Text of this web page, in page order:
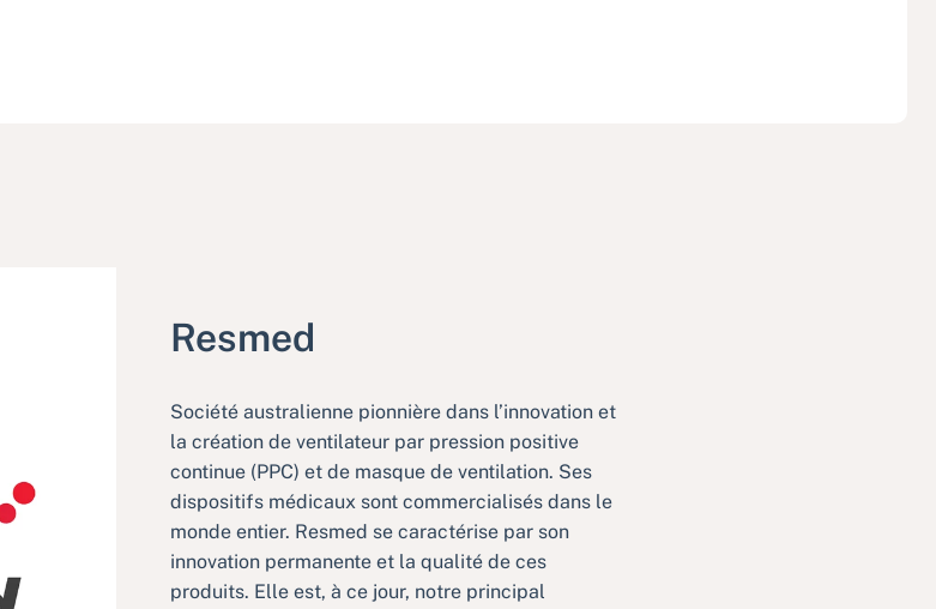
Resmed
Société australienne pionnière dans l’innovation et
la création de ventilateur par pression positive
continue (PPC) et de masque de ventilation. Ses
dispositifs médicaux sont commercialisés dans le
monde entier. Resmed se caractérise par son
innovation permanente et la qualité de ces
produits. Elle est, à ce jour, notre principal